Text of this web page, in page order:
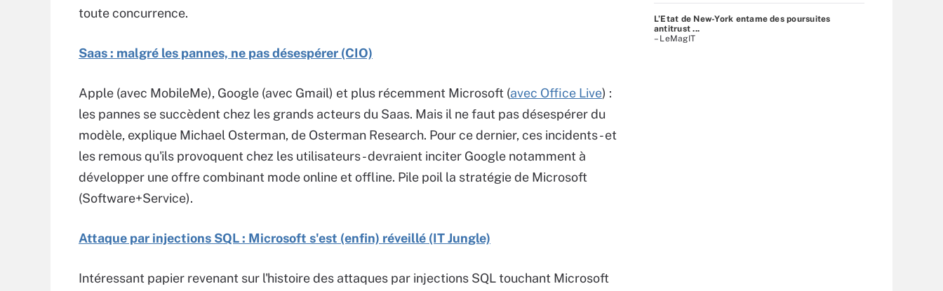
toute concurrence.
Saas : malgré les pannes, ne pas désespérer (CIO)
Apple (avec MobileMe), Google (avec Gmail) et plus récemment Microsoft (avec Office Live) :
les pannes se succèdent chez les grands acteurs du Saas. Mais il ne faut pas désespérer du
modèle, explique Michael Osterman, de Osterman Research. Pour ce dernier, ces incidents - et
les remous qu'ils provoquent chez les utilisateurs - devraient inciter Google notamment à
développer une offre combinant mode online et offline. Pile poil la stratégie de Microsoft
(Software+Service).
Attaque par injections SQL : Microsoft s'est (enfin) réveillé (IT Jungle)
Intéressant papier revenant sur l'histoire des attaques par injections SQL touchant Microsoft
L’Etat de New-York entame des poursuites
antitrust ...
– LeMagIT